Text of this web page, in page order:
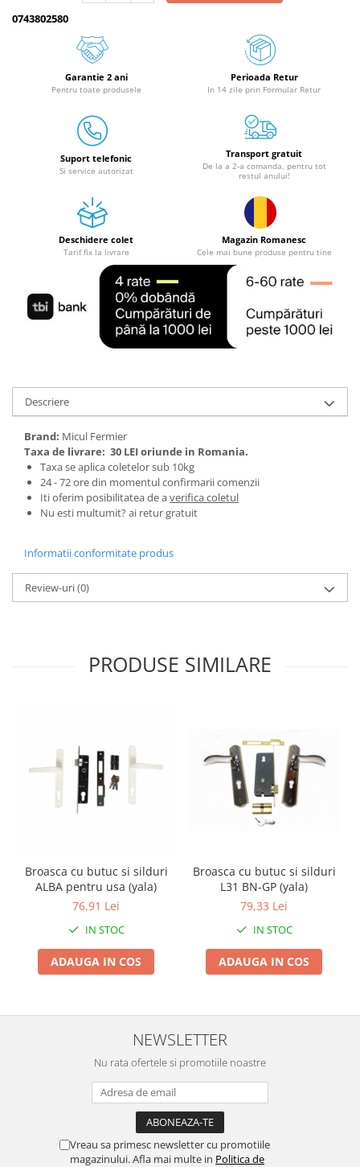
Drujbe electrice
Mori cereale si batoze porumb
Batoze - mori desfacat porumb
Granulatoare
Mori pentru cereale
Mori pentru fructe si legume
Mori pentru furaje
Motoare granulatoare
Piese si accesorii mori
Tocatoare furaje si crengi
Tocatoare furaje
Consumabile si acesorii tocatoare
Tocatoare crengi
Motocoase, Trimmere si Masini de
Motocositori cu motoare 2T
Trimmere electrice
Masini de tuns gazon pe benzina
Tractoraș de tuns gazonul
Zootehnie
Incubatoare, oparitoare si
deplumatoare
Aparate de tuns animale
Piese si accesorii aparate de tuns
animale
Masini batut stalpi si accesorii
Corturi, Prelate si plase de
umbrire
Lopeti zapada
Zdrobitoare electrice
Zdrobitoare electrice & manuale
Zdrobitoare manuale
Masini de cusut si accesorii
Articole antidaunatori gradina
Unelte manuale de gradina -
Folie si plase pt plante
Masini de maturat manuale
Masini batut stalpi
0743802580
Garantie 2 ani
Pentru toate produsele
Perioada Retur
In 14 zile prin Formular Retur
Suport telefonic
Si service autorizat
Transport gratuit
De la a 2-a comanda, pentru tot
restul anului!
Deschidere colet
Tarif fix la livrare
Magazin Romanesc
Cele mai bune produse pentru tine
Descriere
Brand: Micul Fermier
Taxa de livrare: 30 LEI oriunde in Romania.
Taxa se aplica coletelor sub 10kg
24 - 72 ore din momentul confirmarii comenzii
Iti oferim posibilitatea de averifica coletul
Nu esti multumit? ai retur gratuit
Informatii conformitate produs
Review-uri(0)
PRODUSE SIMILARE
Broasca cu butuc si silduri
ALBA pentru usa (yala)
76,91 Lei
IN STOC
ADAUGA IN COS
Broasca cu butuc si silduri
L31 BN-GP (yala)
79,33 Lei
IN STOC
ADAUGA IN COS
NEWSLETTER
Nu rata ofertele si promotiile noastre
Vreau sa primesc newsletter cu promotiile
magazinului. Afla mai multe in Politica de